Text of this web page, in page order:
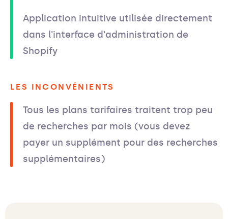
Application intuitive utilisée directement
dans l'interface d'administration de
Shopify
LES INCONVÉNIENTS
Tous les plans tarifaires traitent trop peu
de recherches par mois (vous devez
payer un supplément pour des recherches
supplémentaires)